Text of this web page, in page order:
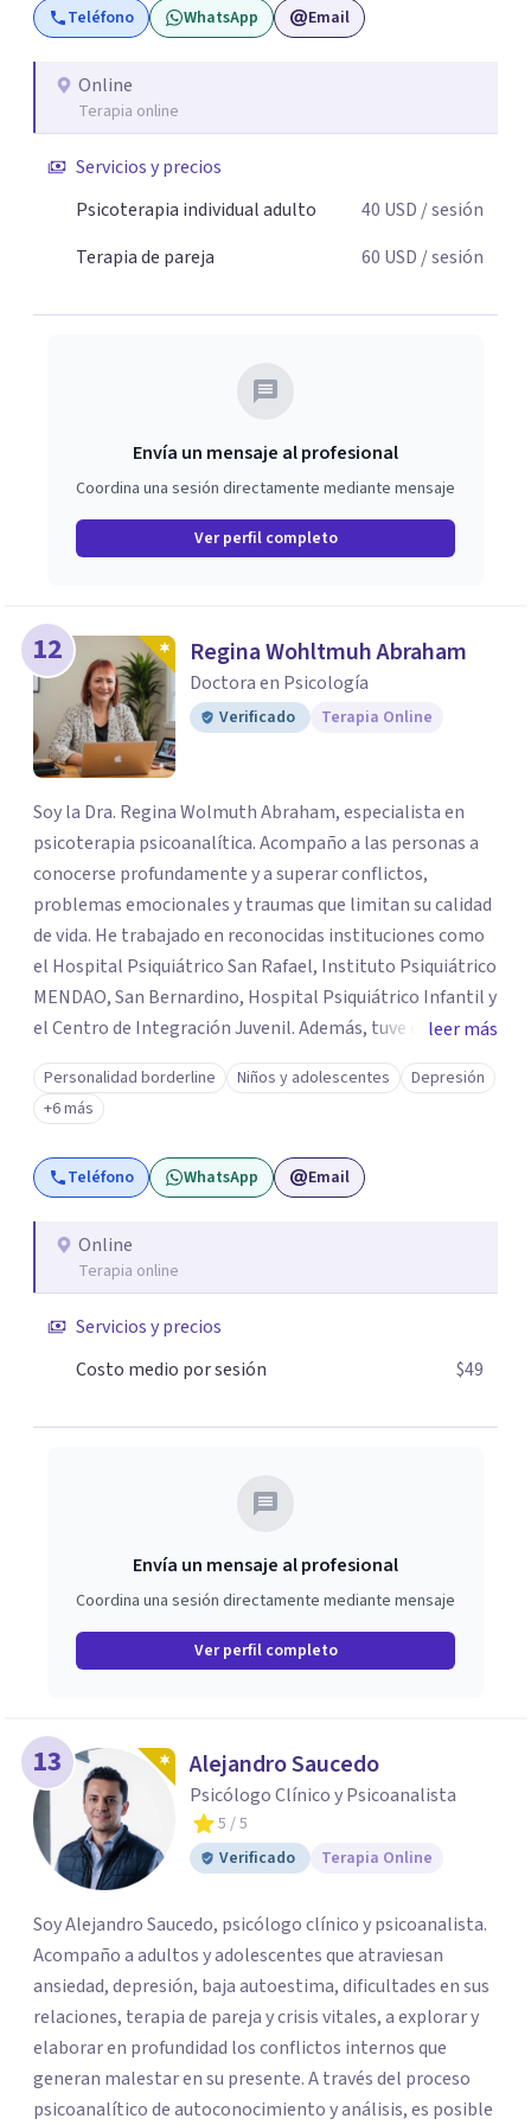
Teléfono WhatsApp Email
Online
Terapia online
Servicios y precios
Psicoterapia individual adulto
40 USD / sesión
Terapia de pareja
60 USD / sesión
Envía un mensaje al profesional
Coordina una sesión directamente mediante mensaje
Ver perfil completo
12 Regina Wohltmuh Abraham
Doctora en Psicología
Verificado Terapia Online
Soy la Dra. Regina Wolmuth Abraham, especialista en
psicoterapia psicoanalítica. Acompaño a las personas a
conocerse profundamente y a superar conflictos,
problemas emocionales y traumas que limitan su calidad
de vida. He trabajado en reconocidas instituciones como
el Hospital Psiquiátrico San Rafael, Instituto Psiquiátrico
MENDAO, San Bernardino, Hospital Psiquiátrico Infantil y
el Centro de Integración Juvenil. Además, tuve el
privilegio de colaborar en comunidades como Olivar del
Conde y Xochimilco, lo que me permitió conocer diversas
realidades y necesidades.
leer más
Personalidad borderline Niños y adolescentes
Depresión
+6 más
Teléfono WhatsApp Email
Online
Terapia online
Servicios y precios
Costo medio por sesión
$49
Envía un mensaje al profesional
Coordina una sesión directamente mediante mensaje
Ver perfil completo
13 Alejandro Saucedo
Psicólogo Clínico y Psicoanalista
5 / 5
Verificado
Terapia Online
Soy Alejandro Saucedo, psicólogo clínico y psicoanalista.
Acompaño a adultos y adolescentes que atraviesan
ansiedad, depresión, baja autoestima, dificultades en sus
relaciones, terapia de pareja y crisis vitales, a explorar y
elaborar en profundidad los conflictos internos que
generan malestar en su presente. A través del proceso
psicoanalítico de autoconocimiento y análisis, es posible